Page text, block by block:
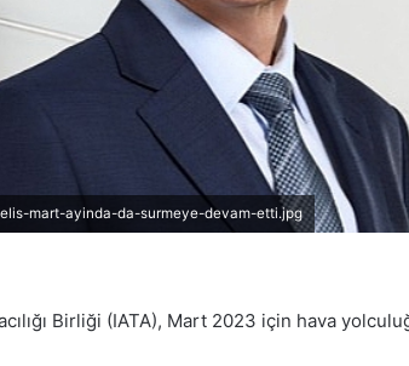
mart-ayinda-da-surmeye-devam-etti.jpg
Birliği (IATA), Mart 2023 için hava
Osmangazili
badmintoncudan